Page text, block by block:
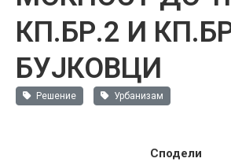
КП.БР.2 И
БУЈКОВЦИ
Решение Урбанизам
Сподели